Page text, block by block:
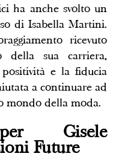
ha anche svolto un
di Isabella Martini.
ricevuto
sua carriera,
e la fiducia
a continuare ad
mondo della moda.
Gisele
Future